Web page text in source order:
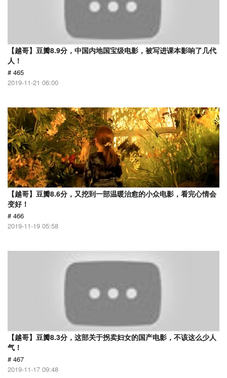
【越哥】豆瓣8.9分，中国内地国宝级电影，被写进课本影响了几代
人！
# 465
2019-11-21 06:00
【越哥】豆瓣8.6分，又挖到一部温暖治愈的小众电影，看完心情会
变好！
# 466
2019-11-19 05:58
【越哥】豆瓣8.3分，这部关于拐卖妇女的国产电影，不该这么少人
气！
# 467
2019-11-17 09:48